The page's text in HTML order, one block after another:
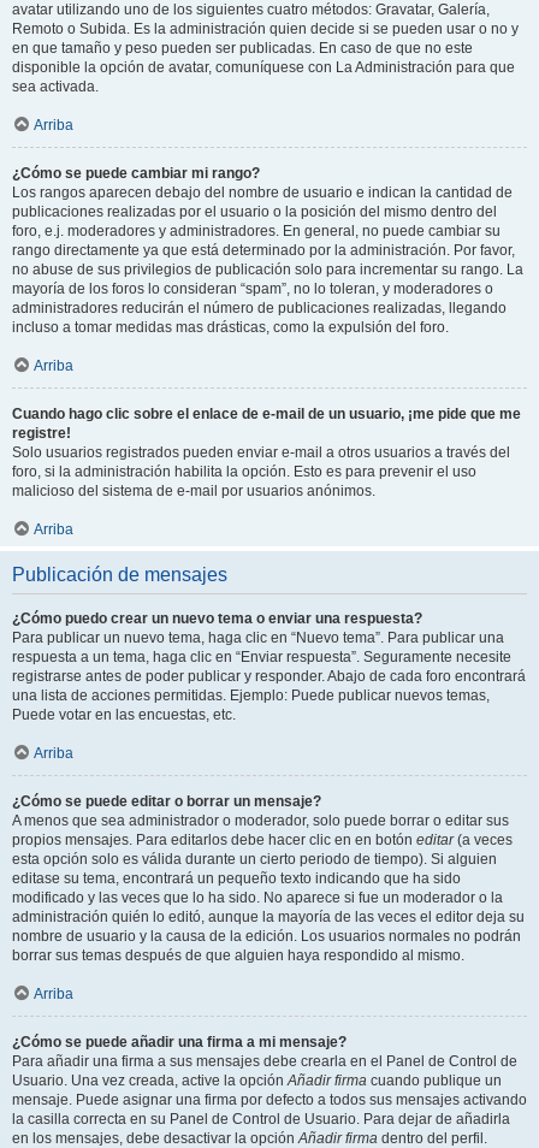
avatar utilizando uno de los siguientes cuatro métodos: Gravatar, Galería,
Remoto o Subida. Es la administración quien decide si se pueden usar o no y
en que tamaño y peso pueden ser publicadas. En caso de que no este
disponible la opción de avatar, comuníquese con La Administración para que
sea activada.
Arriba
¿Cómo se puede cambiar mi rango?
Los rangos aparecen debajo del nombre de usuario e indican la cantidad de
publicaciones realizadas por el usuario o la posición del mismo dentro del
foro, e.j. moderadores y administradores. En general, no puede cambiar su
rango directamente ya que está determinado por la administración. Por favor,
no abuse de sus privilegios de publicación solo para incrementar su rango. La
mayoría de los foros lo consideran “spam”, no lo toleran, y moderadores o
administradores reducirán el número de publicaciones realizadas, llegando
incluso a tomar medidas mas drásticas, como la expulsión del foro.
Arriba
Cuando hago clic sobre el enlace de e-mail de un usuario, ¡me pide que me
registre!
Solo usuarios registrados pueden enviar e-mail a otros usuarios a través del
foro, si la administración habilita la opción. Esto es para prevenir el uso
malicioso del sistema de e-mail por usuarios anónimos.
Arriba
Publicación de mensajes
¿Cómo puedo crear un nuevo tema o enviar una respuesta?
Para publicar un nuevo tema, haga clic en “Nuevo tema”. Para publicar una
respuesta a un tema, haga clic en “Enviar respuesta”. Seguramente necesite
registrarse antes de poder publicar y responder. Abajo de cada foro encontrará
una lista de acciones permitidas. Ejemplo: Puede publicar nuevos temas,
Puede votar en las encuestas, etc.
Arriba
¿Cómo se puede editar o borrar un mensaje?
A menos que sea administrador o moderador, solo puede borrar o editar sus
propios mensajes. Para editarlos debe hacer clic en en botón editar(a veces
esta opción solo es válida durante un cierto periodo de tiempo). Si alguien
editase su tema, encontrará un pequeño texto indicando que ha sido
modificado y las veces que lo ha sido. No aparece si fue un moderador o la
administración quién lo editó, aunque la mayoría de las veces el editor deja su
nombre de usuario y la causa de la edición. Los usuarios normales no podrán
borrar sus temas después de que alguien haya respondido al mismo.
Arriba
¿Cómo se puede añadir una firma a mi mensaje?
Para añadir una firma a sus mensajes debe crearla en el Panel de Control de
Usuario. Una vez creada, active la opciónAñadir firma cuando publique un
mensaje. Puede asignar una firma por defecto a todos sus mensajes activando
la casilla correcta en su Panel de Control de Usuario. Para dejar de añadirla
en los mensajes, debe desactivar la opciónAñadir firma dentro del perfil.